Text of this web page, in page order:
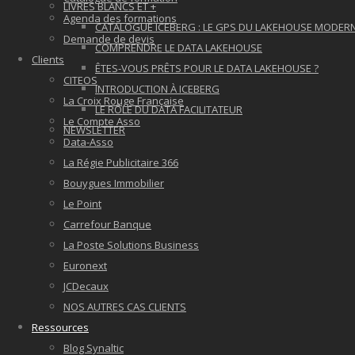
LIVRES BLANCS ET +
CATALOGUE ICEBERG : LE GPS DU LAKEHOUSE
COMPRENDRE LE DATA LAKEHOUSE
ÊTES-VOUS PRÊTS POUR LE DATA LAKEHOUSE ?
INTRODUCTION À ICEBERG
LE RÔLE DU DATA FACILITATEUR
NEWSLETTER
Agenda des formations
Demande de devis
Clients
CITEOS
La Croix Rouge Française
Le Compte Asso
Data-Asso
La Régie Publicitaire 366
Bouygues Immobilier
Le Point
Carrefour Banque
La Poste Solutions Business
Euronext
JCDecaux
NOS AUTRES CAS CLIENTS
Ressources
Blog Synaltic